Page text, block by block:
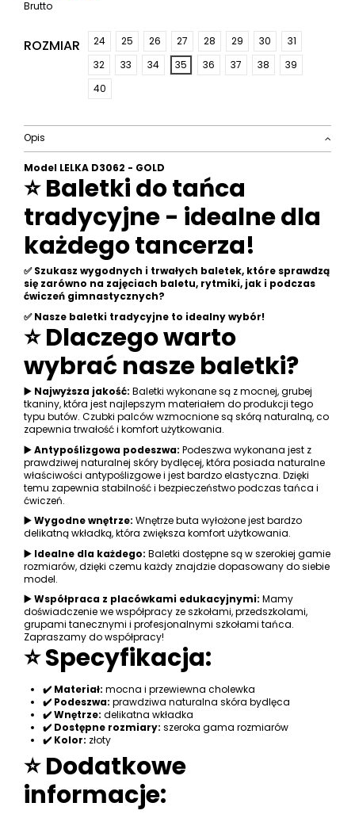
Brutto
ROZMIAR 24 25 26 27 28 29 30
31
32
33 34 35 36 37 38
39
40
Opis
Model LELKA D3062 - GOLD
⭐ Baletki do tańca
tradycyjne - idealne dla
każdego tancerza!
✅ Szukasz wygodnych i trwałych baletek, które sprawdzą
się zarówno na zajęciach baletu, rytmiki, jak i podczas
ćwiczeń gimnastycznych?
✅ Nasze baletki tradycyjne to idealny wybór!
⭐ Dlaczego warto
wybrać nasze baletki?
▶️ Najwyższa jakość: Baletki wykonane są z mocnej, grubej
tkaniny, która jest najlepszym materiałem do produkcji tego
typu butów. Czubki palców wzmocnione są skórą naturalną, co
zapewnia trwałość i komfort użytkowania.
▶️ Antypoślizgowa podeszwa: Podeszwa wykonana jest z
prawdziwej naturalnej skóry bydlęcej, która posiada naturalne
właściwości antypoślizgowe i jest bardzo elastyczna. Dzięki
temu zapewnia stabilność i bezpieczeństwo podczas tańca i
ćwiczeń.
▶️ Wygodne wnętrze: Wnętrze buta wyłożone jest bardzo
delikatną wkładką, która zwiększa komfort użytkowania.
▶️ Idealne dla każdego: Baletki dostępne są w szerokiej gamie
rozmiarów, dzięki czemu każdy znajdzie dopasowany do siebie
model.
▶️ Współpraca z placówkami edukacyjnymi: Mamy
doświadczenie we współpracy ze szkołami, przedszkolami,
grupami tanecznymi i profesjonalnymi szkołami tańca.
Zapraszamy do współpracy!
⭐ Specyfikacja:
✔️ Materiał: mocna i przewiewna cholewka
✔️ Podeszwa: prawdziwa naturalna skóra bydlęca
✔️ Wnętrze: delikatna wkładka
✔️ Dostępne rozmiary: szeroka gama rozmiarów
✔️ Kolor: złoty
⭐ Dodatkowe
informacje: